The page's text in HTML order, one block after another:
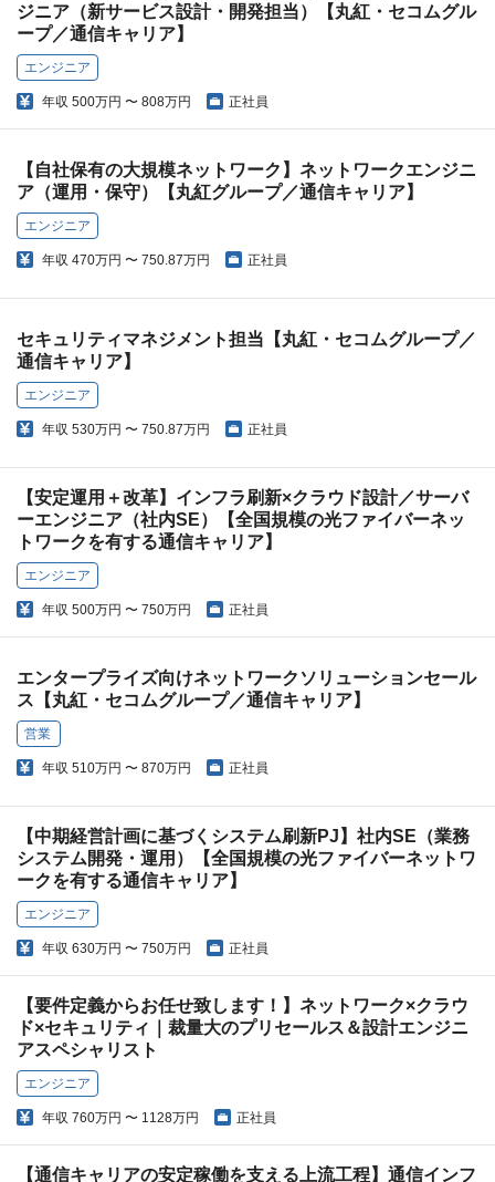
ジニア（新サービス設計・開発担当）【丸紅・セコムグル
ープ／通信キャリア】
エンジニア
年収 500万円 〜 808万円 正社員
【自社保有の大規模ネットワーク】ネットワークエンジニ
ア（運用・保守）【丸紅グループ／通信キャリア】
エンジニア
年収 470万円 〜 750.87万円 正社員
セキュリティマネジメント担当【丸紅・セコムグループ／
通信キャリア】
エンジニア
年収 530万円 〜 750.87万円 正社員
【安定運用＋改革】インフラ刷新×クラウド設計／サーバ
ーエンジニア（社内SE）【全国規模の光ファイバーネッ
トワークを有する通信キャリア】
エンジニア
年収 500万円 〜 750万円 正社員
エンタープライズ向けネットワークソリューションセール
ス【丸紅・セコムグループ／通信キャリア】
営業
年収 510万円 〜 870万円 正社員
【中期経営計画に基づくシステム刷新PJ】社内SE（業務
システム開発・運用）【全国規模の光ファイバーネットワ
ークを有する通信キャリア】
エンジニア
年収 630万円 〜 750万円 正社員
【要件定義からお任せ致します！】ネットワーク×クラウ
ド×セキュリティ｜裁量大のプリセールス＆設計エンジニ
アスペシャリスト
エンジニア
年収 760万円 〜 1128万円 正社員
【通信キャリアの安定稼働を支える上流工程】通信インフ